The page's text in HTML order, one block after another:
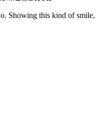
Showing this kind of smile,